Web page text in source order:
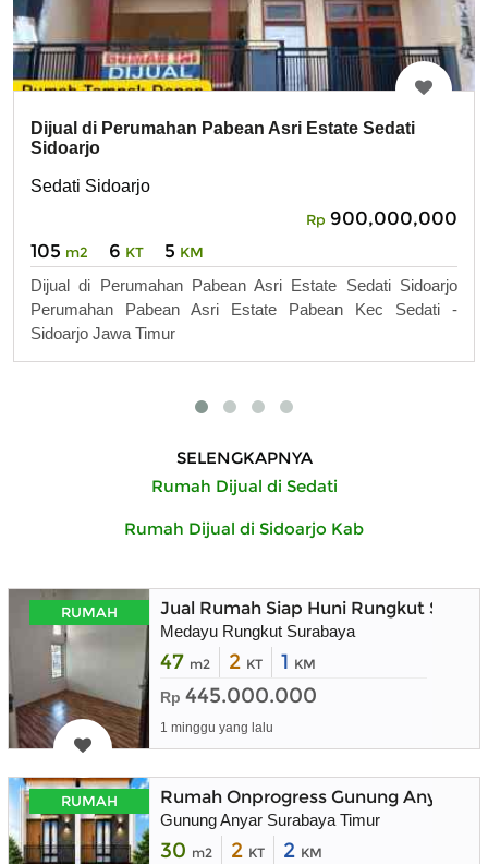
Dijual di Perumahan Pabean Asri Estate Sedati
Sidoarjo
Sedati Sidoarjo
Rp 900,000,000
105 m2 6 KT 5 KM
Dijual di Perumahan Pabean Asri Estate Sedati Sidoarjo
Perumahan Pabean Asri Estate Pabean Kec Sedati -
Sidoarjo Jawa Timur
SELENGKAPNYA
Rumah Dijual di Sedati
Rumah Dijual di Sidoarjo Kab
RUMAH Jual Rumah Siap Huni Rungkut
Medayu Rungkut Surabaya
47 m2 2 KT 1 KM
Rp 445.000.000
1 minggu yang lalu
RUMAH Rumah Onprogress Gunung Anyar
Gunung Anyar Surabaya Timur
30 m2 2 KT 2 KM